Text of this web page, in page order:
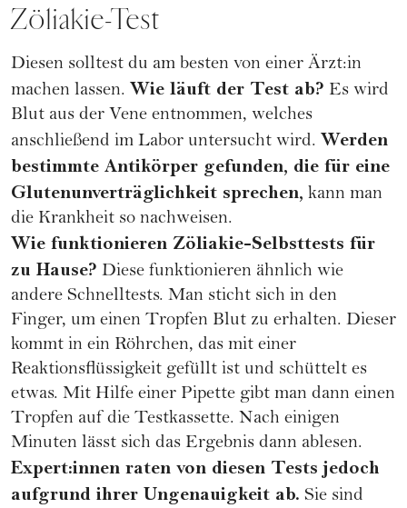
Zöliakie-Test
Diesen solltest du am besten von einer Ärzt:in
machen lassen. Wie läuft der Test ab? Es wird
Blut aus der Vene entnommen, welches
anschließend im Labor untersucht wird. Werden
bestimmte Antikörper gefunden, die für eine
Glutenunverträglichkeit sprechen, kann man
die Krankheit so nachweisen.
Wie funktionieren Zöliakie-Selbsttests für
zu Hause? Diese funktionieren ähnlich wie
andere Schnelltests. Man sticht sich in den
Finger, um einen Tropfen Blut zu erhalten. Dieser
kommt in ein Röhrchen, das mit einer
Reaktionsflüssigkeit gefüllt ist und schüttelt es
etwas. Mit Hilfe einer Pipette gibt man dann einen
Tropfen auf die Testkassette. Nach einigen
Minuten lässt sich das Ergebnis dann ablesen.
Expert:innen raten von diesen Tests jedoch
aufgrund ihrer Ungenauigkeit ab. Sie sind